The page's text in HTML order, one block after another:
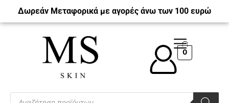
Δωρεάν Μεταφορικά με αγορές άνω των 100 ευρώ
0